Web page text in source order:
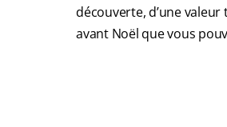
découverte, d’une
avant Noël que vous